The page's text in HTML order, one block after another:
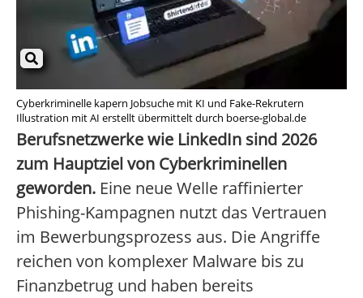
Cyberkriminelle kapern Jobsuche mit KI und Fake-Rekrutern
Illustration mit AI erstellt übermittelt durch boerse-global.de
Berufsnetzwerke wie LinkedIn sind 2026
zum Hauptziel von Cyberkriminellen
geworden. Eine neue Welle raffinierter
Phishing-Kampagnen nutzt das Vertrauen
im Bewerbungsprozess aus. Die Angriffe
reichen von komplexer Malware bis zu
Finanzbetrug und haben bereits